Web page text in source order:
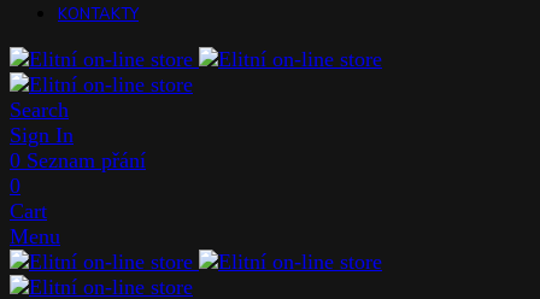
KONTAKTY
Search
Sign In
0 Seznam přání
0
Cart
Menu